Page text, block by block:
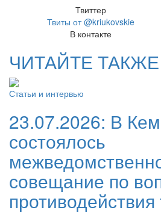
Твиттер
Твиты от @kriukovskie
В контакте
ЧИТАЙТЕ
Статьи и интервью
23.07.2026: В
состоялось
совещание по